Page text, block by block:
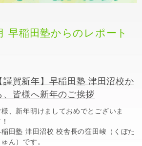
早稲田塾からのレポート
謹賀新年】早稲田塾 津田沼校か
、皆様へ新年のご挨拶
様、新年明けましておめでとございま
稲田塾 津田沼校 校舎長の窪田峻（くぼた
ゅん）です。